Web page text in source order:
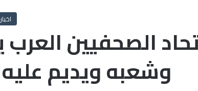
الصحفيين العرب
وشعبه ويديم